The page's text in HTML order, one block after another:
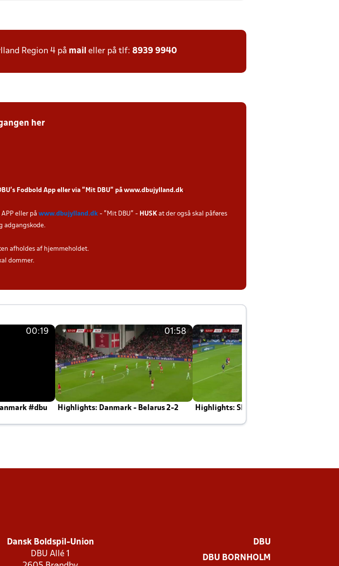
Region 4 på mail eller på tlf: 8939 9940
her
Fodbold App eller via ”Mit DBU” på www.dbujylland.dk.
eller på www.dbujylland.dk - "Mit DBU" - HUSK at der også skal påføres
adgangskode.
afholdes af hjemmeholdet.
dommer.
00:19
#dbu
01:58
Highlights: Danmark - Belarus 2-2 Highlights: Skotland - Danmark 4-2
Dansk Boldspil-Union
DBU Allé 1
DBU
DBU BORNHOLM